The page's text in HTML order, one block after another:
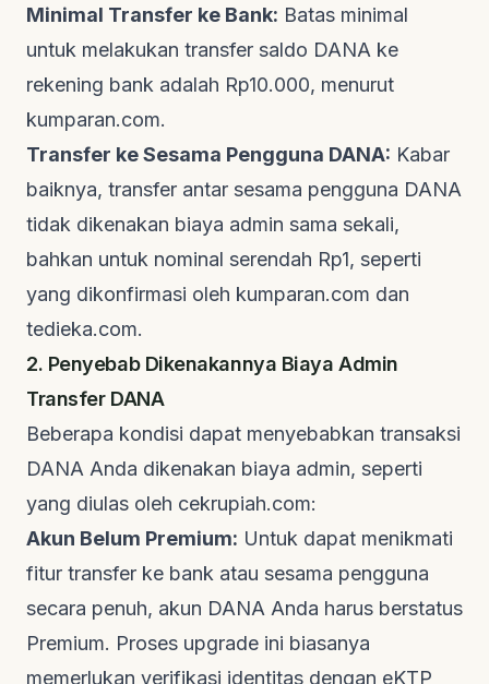
Minimal Transfer ke Bank: Batas minimal
untuk melakukan transfer saldo DANA ke
rekening bank adalah Rp10.000, menurut
kumparan.com.
Transfer ke Sesama Pengguna DANA: Kabar
baiknya, transfer antar sesama pengguna DANA
tidak dikenakan biaya admin sama sekali,
bahkan untuk nominal serendah Rp1, seperti
yang dikonfirmasi oleh kumparan.com dan
tedieka.com.
2. Penyebab Dikenakannya Biaya Admin
Transfer DANA
Beberapa kondisi dapat menyebabkan transaksi
DANA Anda dikenakan biaya admin, seperti
yang diulas oleh cekrupiah.com:
Akun Belum Premium: Untuk dapat menikmati
fitur transfer ke bank atau sesama pengguna
secara penuh, akun DANA Anda harus berstatus
Premium. Proses upgrade ini biasanya
memerlukan verifikasi identitas dengan eKTP